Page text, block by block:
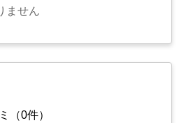
ません
（0件）